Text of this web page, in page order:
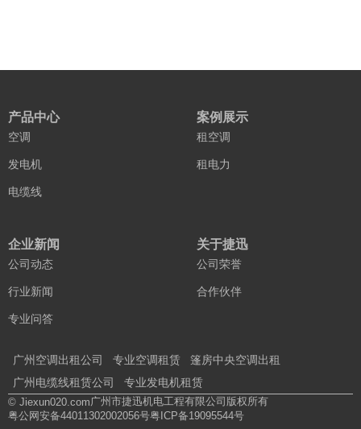
产品中心
空调
发电机
电缆线
案例展示
租空调
租电力
企业新闻
公司动态
行业新闻
专业问答
关于捷迅
公司荣誉
合作伙伴
广州空调出租公司 专业空调租赁
篷房中央空调出租
广州电缆线租赁公司
专业发电机租赁
© Jiexun020.com广州市捷迅机电工程有限公司版权所有
粤公网安备44011302002056号粤ICP备19095544号